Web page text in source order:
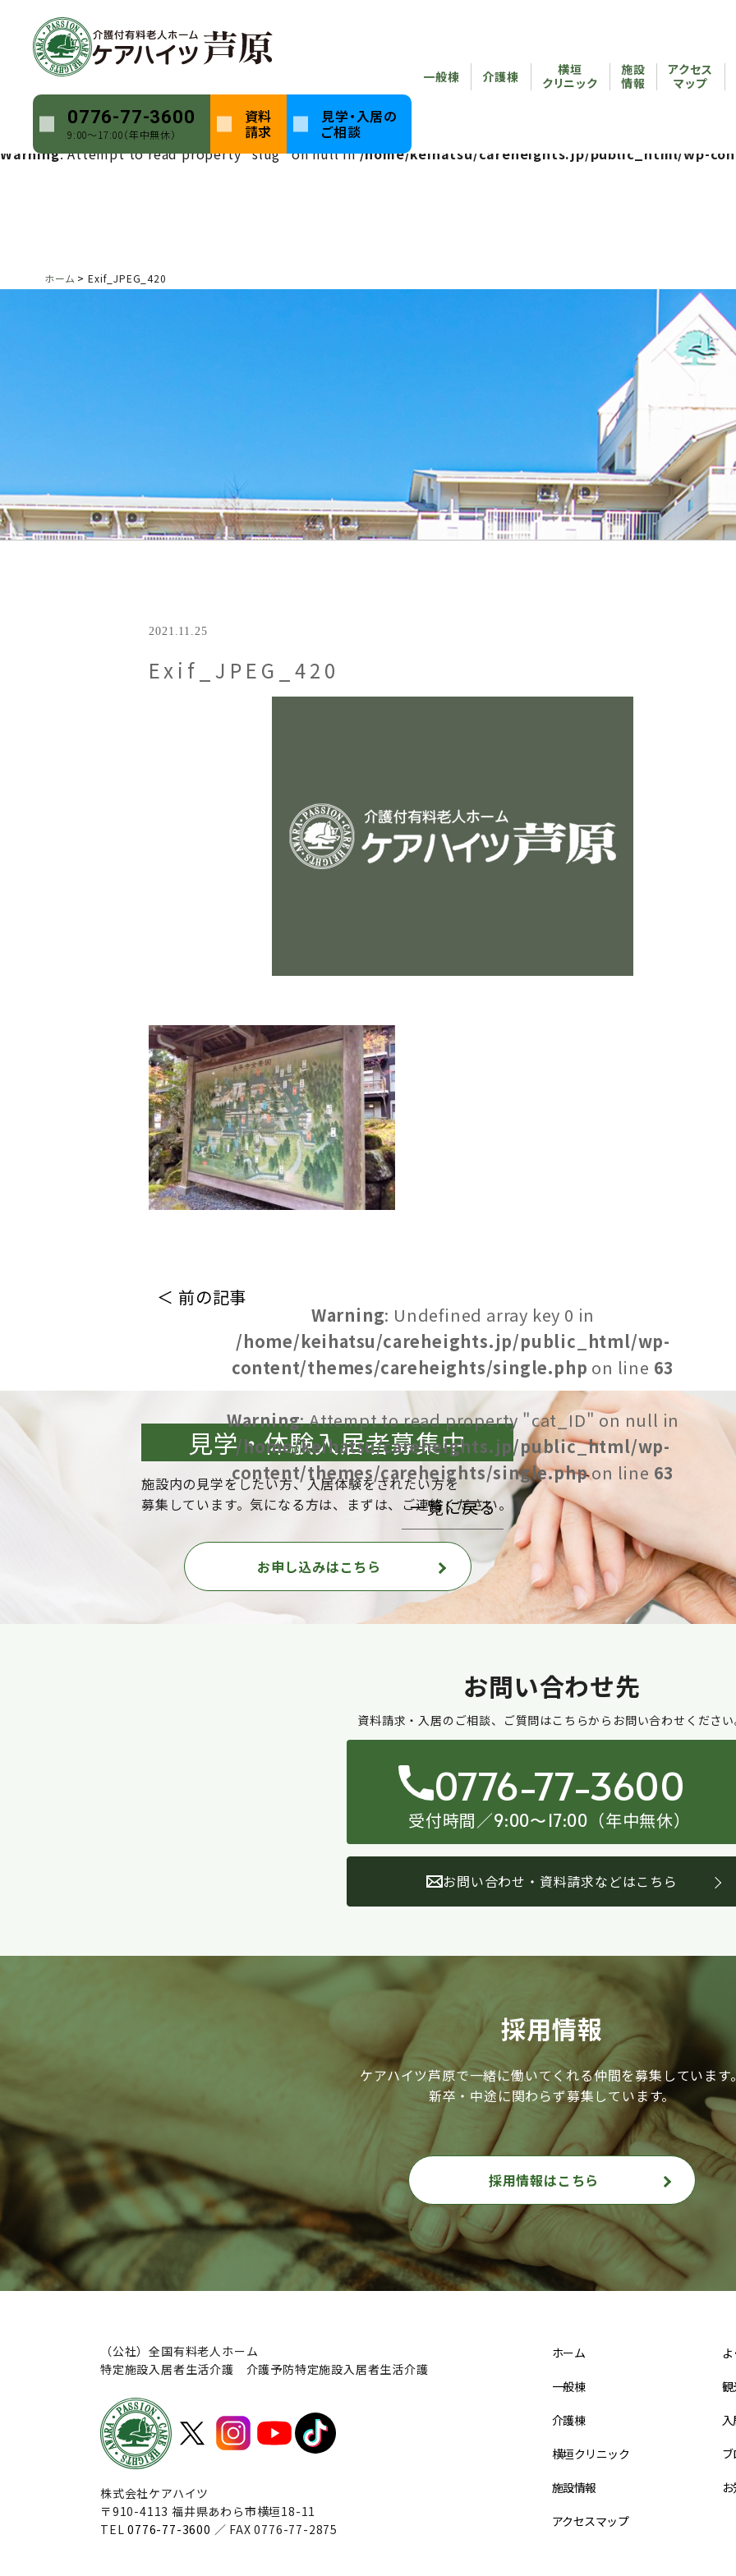
0776-77-3600
9:00〜17:00（年中無休）
資料
請求
見学・入居の
ご相談
一般棟 介護棟
横垣
クリニック
施設
情報
アクセス
マップ
Warning: Undefined array key 0 in/home/keihatsu/careheights.jp/public_html/wp-content/themes/
Warning: Attempt to read property "name" on null in /home/keihatsu/careheights.jp/public_html/wp-
Warning : Undefined array key 0 in /home/keihatsu/careheights.jp/public_html/wp-content/themes/
Warning: Attempt to read property "slug" on null in/home/keihatsu/careheights.jp/public_html/wp-
ホーム Exif_JPEG_420
2021.11.25
Exif_JPEG_420
＜ 前の記事
Warning: Undefined array key 0 in
/home/keihatsu/careheights.jp/public_html/wp-
content/themes/careheights/single.php on line 63
Warning: Attempt to read property "cat_ID" on null in
/home/keihatsu/careheights.jp/public_html/wp-
content/themes/careheights/single.phpon line 63
一覧に戻る
見学・体験入居者募集中
施設内の見学をしたい方、入居体験をされたい方を
募集しています。気になる方は、まずは、ご連絡ください。
お申し込みはこちら
お問い合わせ先
資料請求・入居のご相談、ご質問はこちらからお問い合わせくださ
0776-77-3600
受付時間／9:00〜17:00 （年中無休）
お問い合わせ・資料請求などはこちら
採用情報
ケアハイツ芦原で一緒に働いてくれる仲間を募集しています
新卒・中途に関わらず募集しています。
採用情報はこちら
（公社）全国有料老人ホーム
特定施設入居者生活介護 介護予防特定施設入居者生活介護
株式会社ケアハイツ
〒910-4113 福井県あわら市横垣18-11
TEL0776-77-3600 ／ FAX 0776-77-2875
ホーム
一般棟
介護棟
横垣クリニック
施設情報
アクセスマップ
観